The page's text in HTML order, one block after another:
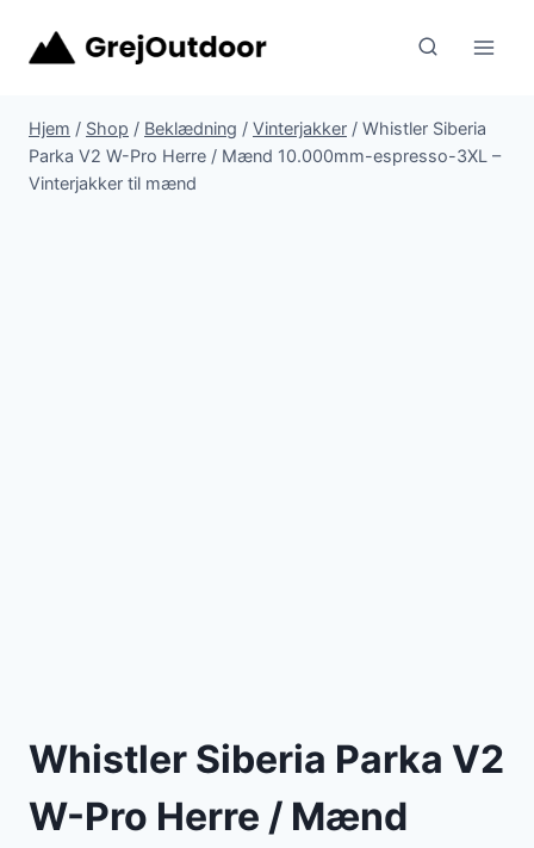
Hjem / Shop / Beklædning / Vinterjakker / Whistler Siberia
Parka V2 W-Pro Herre / Mænd 10.000mm-espresso-3XL –
Vinterjakker til mænd
Whistler Siberia Parka V2
W-Pro Herre / Mænd